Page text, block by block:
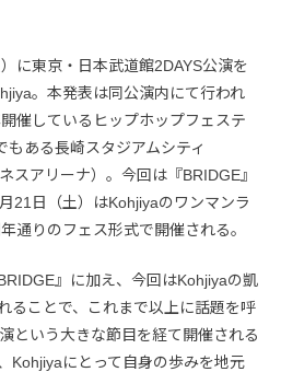
に東京・日本武道館2DAYS公演を
。本発表は同公演内にて行われ
催しているヒップホップフェステ
もある長崎スタジアムシティ
スアリーナ）。今回は『BRIDGE』
21日（土）はKohjiyaのワンマンラ
通りのフェス形式で開催される。
』に加え、今回はKohjiyaの凱
ることで、これまで以上に話題を呼
という大きな節目を経て開催される
Kohjiyaにとって自身の歩みを地元